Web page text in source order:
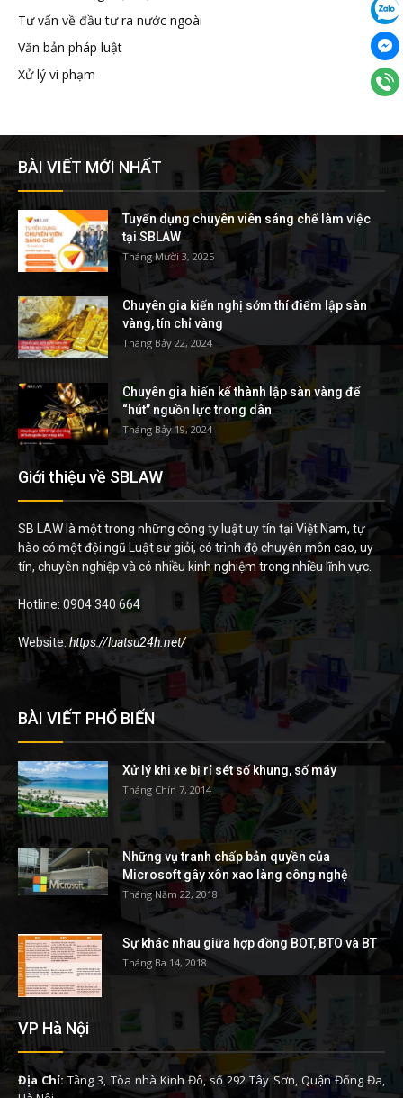
Tư vấn về đầu tư ra nước ngoài
Văn bản pháp luật
Xử lý vi phạm
BÀI VIẾT MỚI NHẤT
Tuyển dụng chuyên viên sáng chế làm việc
tại SBLAW
Tháng Mười 3, 2025
Chuyên gia kiến nghị sớm thí điểm lập sàn
vàng, tín chỉ vàng
Tháng Bảy 22, 2024
Chuyên gia hiến kế thành lập sàn vàng để
“hút” nguồn lực trong dân
Tháng Bảy 19, 2024
Giới thiệu về SBLAW
SB LAW là một trong những công ty luật uy tín tại Việt Nam, tự
hào có một đội ngũ Luật sư giỏi, có trình độ chuyên môn cao, uy
tín, chuyên nghiệp và có nhiều kinh nghiệm trong nhiều lĩnh vực.
Hotline: 0904 340 664
Website: https://luatsu24h.net/
BÀI VIẾT PHỔ BIẾN
Xử lý khi xe bị rỉ sét số khung, số máy
Tháng Chín 7, 2014
Những vụ tranh chấp bản quyền của
Microsoft gây xôn xao làng công nghệ
Tháng Năm 22, 2018
Sự khác nhau giữa hợp đồng BOT, BTO và BT
Tháng Ba 14, 2018
VP Hà Nội
Địa Chỉ: Tầng 3, Tòa nhà Kinh Đô, số 292 Tây Sơn, Quận Đống Đa,